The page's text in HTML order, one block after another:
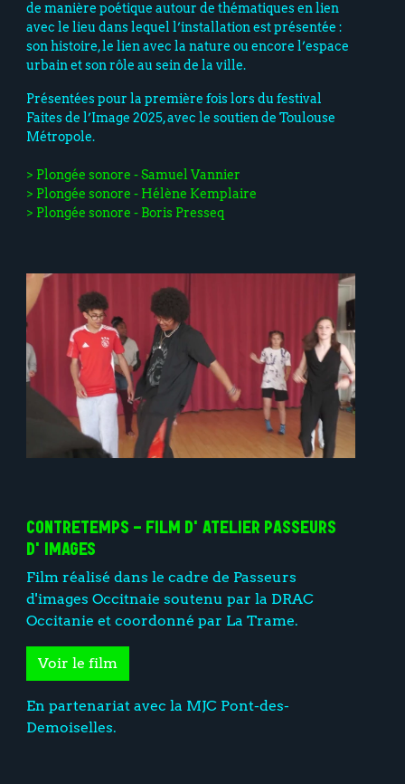
de manière poétique autour de thématiques en lien
avec le lieu dans lequel l’installation est présentée :
son histoire, le lien avec la nature ou encore l’espace
urbain et son rôle au sein de la ville.
Présentées pour la première fois lors du festival
Faites de l’Image 2025, avec le soutien de Toulouse
Métropole.
> Plongée sonore - Samuel Vannier
> Plongée sonore - Hélène Kemplaire
> Plongée sonore - Boris Presseq
CONTRETEMPS - FILM D'ATELIER PASSEURS
D'IMAGES
Film réalisé dans le cadre de Passeurs
d'images Occitnaie soutenu par la DRAC
Occitanie et coordonné par La Trame.
Voir le film
En partenariat avec la MJC Pont-des-
Demoiselles.